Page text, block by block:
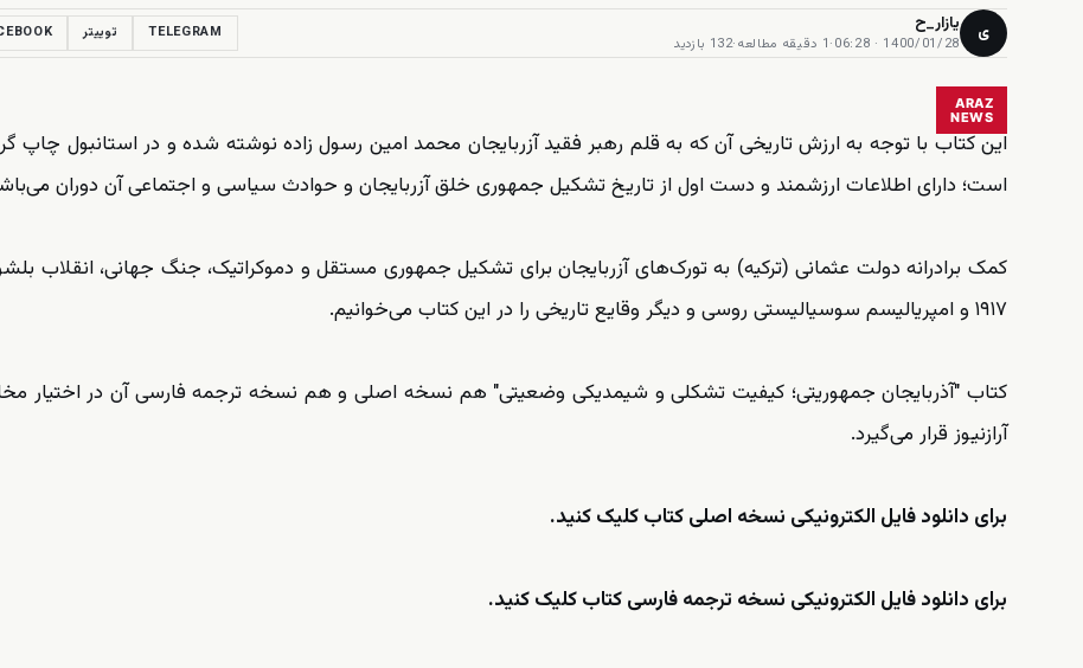
ی یازار_ح
1400/01/28 · 06:28
·1 دقیقه مطالعه ·132 بازدید
TELEGRAM توییتر
ARAZ
NEWS
این کتاب با توجه به ارزش تاریخی آن که به قلم رهبر فقید آزربایجان محمد امین رسول زاده نوشته شده و در استانبول چاپ
است؛ دارای اطلاعات ارزشمند و دست اول از تاریخ تشکیل جمهوری خلق آزربایجان و حوادث سیاسی و اجتماعی آن دوران
کمک برادرانه دولت عثمانی (ترکیه) به تورک‌های آزربایجان برای تشکیل جمهوری مستقل و دموکراتیک، جنگ جهانی، انقلاب
۱۹۱۷ و امپریالیسم سوسیالیستی روسی و دیگر وقایع تاریخی را در این کتاب می‌خوانیم.
کتاب "آذربایجان جمهوریتی؛ کیفیت تشکلی و شیمدیکی وضعیتی" هم نسخه اصلی و هم نسخه ترجمه فارسی آن در اختیار
آرازنیوز قرار می‌گیرد.
برای دانلود فایل الکترونیکی نسخه اصلی کتاب کلیک کنید.
برای دانلود فایل الکترونیکی نسخه ترجمه فارسی کتاب کلیک کنید.